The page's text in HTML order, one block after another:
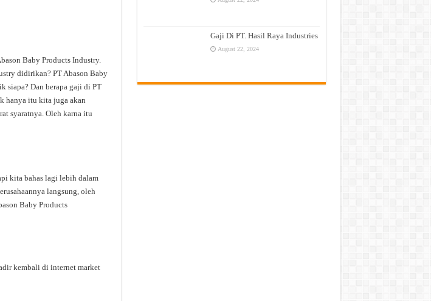
Baby Products Industry.
didirikan? PT Abason Baby
siapa? Dan berapa gaji di PT
hanya itu kita juga akan
syaratnya. Oleh karna itu
kita bahas lagi lebih dalam
langsung, oleh
Baby Products
kembali di internet market
Gaji Di PT. Hasil Raya Industries
August 22, 2024